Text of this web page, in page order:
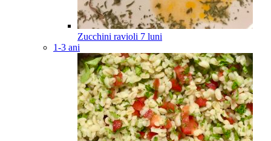
Zucchini ravioli 7 luni
1-3 ani